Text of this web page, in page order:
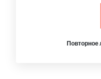
Повторное